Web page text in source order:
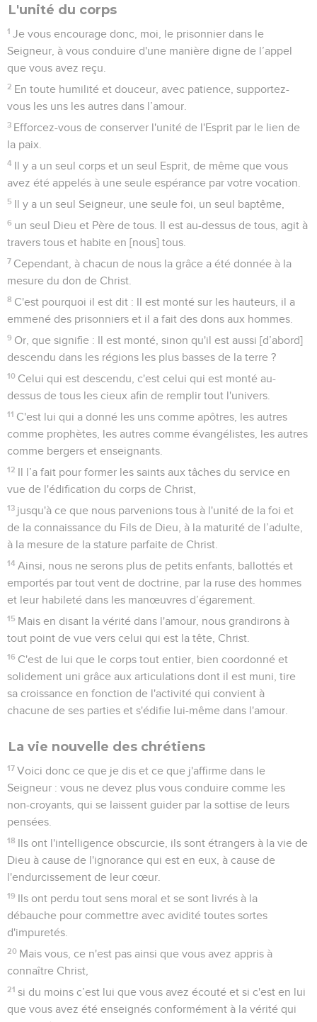
L'unité du corps
1 Je vous encourage donc, moi, le prisonnier dans le
Seigneur, à vous conduire d'une manière digne de l’appel
que vous avez reçu.
2 En toute humilité et douceur, avec patience, supportez-
vous les uns les autres dans l’amour.
3 Efforcez-vous de conserver l'unité de l'Esprit par le lien de
la paix.
4 Il y a un seul corps et un seul Esprit, de même que vous
avez été appelés à une seule espérance par votre vocation.
5 Il y a un seul Seigneur, une seule foi, un seul baptême,
6 un seul Dieu et Père de tous. Il est au-dessus de tous, agit à
travers tous et habite en [nous] tous.
7 Cependant, à chacun de nous la grâce a été donnée à la
mesure du don de Christ.
8 C'est pourquoi il est dit : Il est monté sur les hauteurs, il a
emmené des prisonniers et il a fait des dons aux hommes.
9 Or, que signifie : Il est monté, sinon qu'il est aussi [d’abord]
descendu dans les régions les plus basses de la terre ?
10 Celui qui est descendu, c'est celui qui est monté au-
dessus de tous les cieux afin de remplir tout l'univers.
11 C'est lui qui a donné les uns comme apôtres, les autres
comme prophètes, les autres comme évangélistes, les autres
comme bergers et enseignants.
12 Il l’a fait pour former les saints aux tâches du service en
vue de l'édification du corps de Christ,
13 jusqu'à ce que nous parvenions tous à l'unité de la foi et
de la connaissance du Fils de Dieu, à la maturité de l’adulte,
à la mesure de la stature parfaite de Christ.
14 Ainsi, nous ne serons plus de petits enfants, ballottés et
emportés par tout vent de doctrine, par la ruse des hommes
et leur habileté dans les manœuvres d’égarement.
15 Mais en disant la vérité dans l'amour, nous grandirons à
tout point de vue vers celui qui est la tête, Christ.
16 C'est de lui que le corps tout entier, bien coordonné et
solidement uni grâce aux articulations dont il est muni, tire
sa croissance en fonction de l'activité qui convient à
chacune de ses parties et s'édifie lui-même dans l'amour.
La vie nouvelle des chrétiens
17 Voici donc ce que je dis et ce que j'affirme dans le
Seigneur : vous ne devez plus vous conduire comme les
non-croyants, qui se laissent guider par la sottise de leurs
pensées.
18 Ils ont l'intelligence obscurcie, ils sont étrangers à la vie de
Dieu à cause de l'ignorance qui est en eux, à cause de
l'endurcissement de leur cœur.
19 Ils ont perdu tout sens moral et se sont livrés à la
débauche pour commettre avec avidité toutes sortes
d'impuretés.
20 Mais vous, ce n'est pas ainsi que vous avez appris à
connaître Christ,
21 si du moins c’est lui que vous avez écouté et si c'est en lui
que vous avez été enseignés conformément à la vérité qui